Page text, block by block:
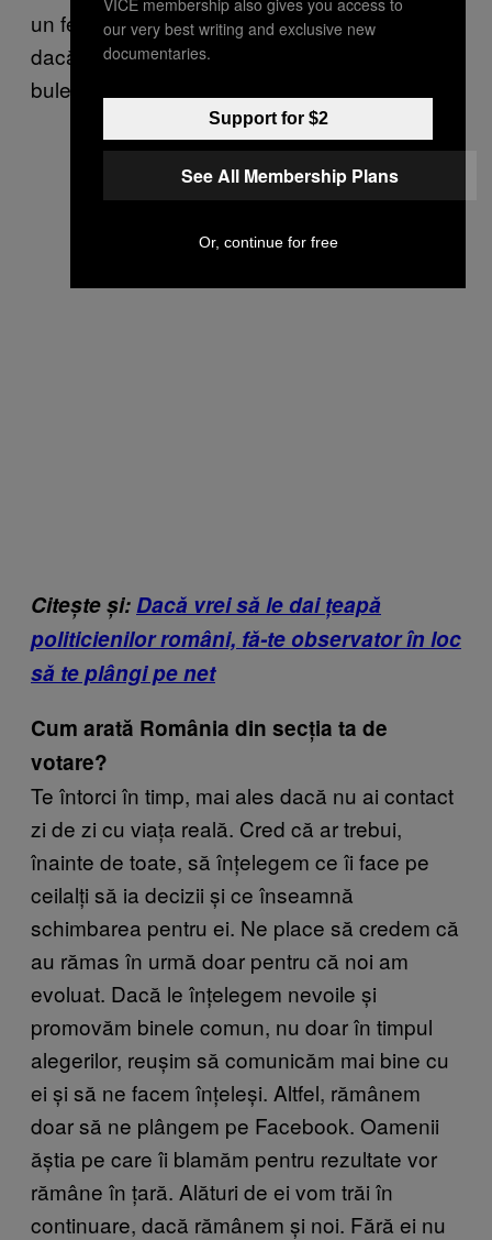
un fel românesc de a rezolva problema, chiar
dacă regulamentul cere numărarea buletin cu
buletin de către președinte.
Citește și:Dacă vrei să le dai țeapă
politicienilor români, fă-te observator în loc
să te plângi pe net
Cum arată România din secția ta de
votare?
Te întorci în timp, mai ales dacă nu ai contact
zi de zi cu viața reală. Cred că ar trebui,
înainte de toate, să înțelegem ce îi face pe
ceilalți să ia decizii și ce înseamnă
schimbarea pentru ei. Ne place să credem că
au rămas în urmă doar pentru că noi am
evoluat. Dacă le înțelegem nevoile și
promovăm binele comun, nu doar în timpul
alegerilor, reușim să comunicăm mai bine cu
ei și să ne facem înțeleși. Altfel, rămânem
doar să ne plângem pe Facebook. Oamenii
ăștia pe care îi blamăm pentru rezultate vor
rămâne în țară. Alături de ei vom trăi în
continuare, dacă rămânem și noi. Fără ei nu
our very best writing and exclusive new
documentaries.
Support for $2
See All Membership Plans
Or, continue for free